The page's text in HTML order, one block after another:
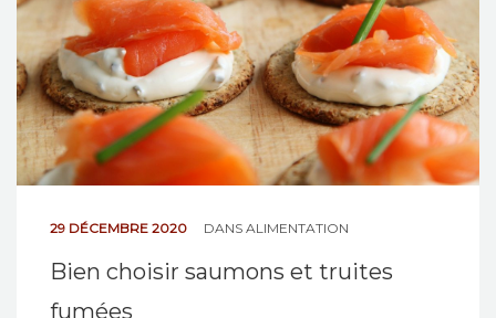
29 DÉCEMBRE 2020 DANS ALIMENTATION
Bien choisir saumons et truites
fumées